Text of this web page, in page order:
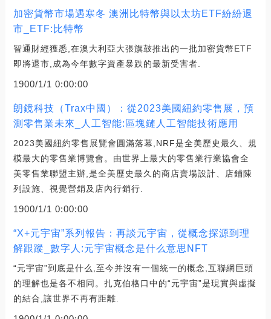
加密貨幣市場遇寒冬 澳洲比特幣與以太坊ETF紛紛退
市_ETF:比特幣
智通財經獲悉,在澳大利亞大張旗鼓推出的一批加密貨幣ETF
即將退市,成為今年數字資產暴跌的最新受害者.
1900/1/1 0:00:00
朗鏡科技（Trax中國）：從2023美國紐約零售展，預
測零售業未來_人工智能:區塊鏈人工智能技術應用
2023美國紐約零售展覽會圓滿落幕,NRF是全美歷史最久、規
模最大的零售業博覽會。由世界上最大的零售業行業協會全
美零售業聯盟主辦,是全美歷史最久的商店賣場設計、店鋪陳
列設施、視覺營銷及店內行銷行.
1900/1/1 0:00:00
“X+元宇宙”系列報告：再談元宇宙，從概念探源到理
解跟蹤_數字人:元宇宙概念是什么意思NFT
“元宇宙”到底是什么,至今并沒有一個統一的概念,互聯網巨頭
的理解也是各不相同。扎克伯格口中的“元宇宙”是現實與虛擬
的結合,讓世界不再有距離.